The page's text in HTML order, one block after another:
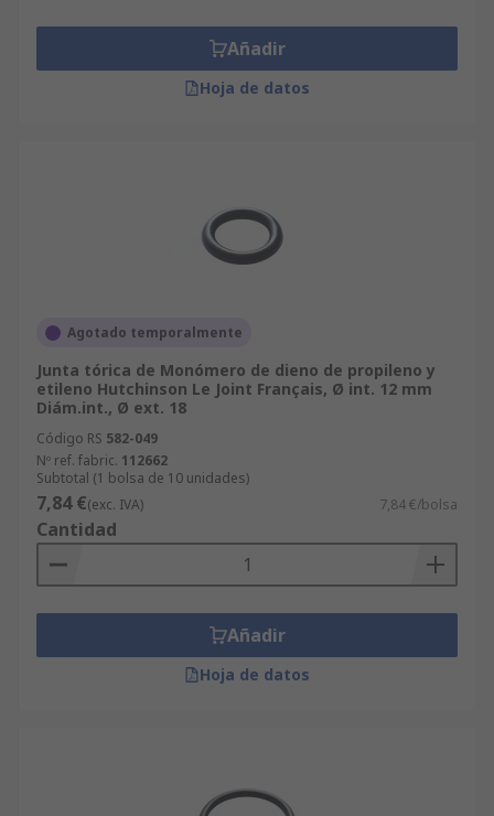
Añadir
Hoja de datos
Agotado temporalmente
Junta tórica de Monómero de dieno de propileno y
etileno Hutchinson Le Joint Français, Ø int. 12 mm
Diám.int., Ø ext. 18
Código RS 582-049
Nº ref. fabric. 112662
Subtotal (1 bolsa de 10 unidades)
7,84 €(exc. IVA) 7,84 €/bolsa
Cantidad
Añadir
Hoja de datos